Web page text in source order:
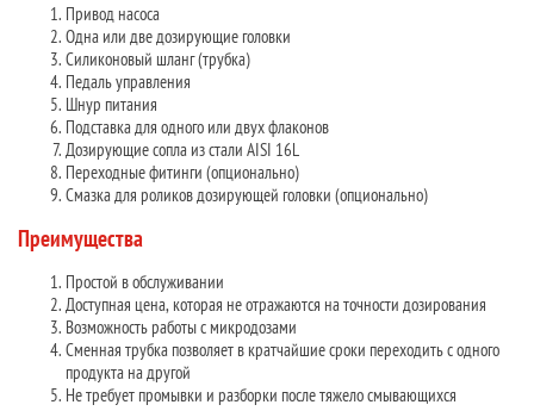
Привод насоса
Одна или две дозирующие головки
Силиконовый шланг (трубка)
Педаль управления
Шнур питания
Подставка для одного или двух флаконов
Дозирующие сопла из стали AISI 16L
Переходные фитинги (опционально)
Смазка для роликов дозирующей головки (опционально)
Преимущества
Простой в обслуживании
Доступная цена, которая не отражаются на точности дозирования
Возможность работы с микродозами
Сменная трубка позволяет в кратчайшие сроки переходить с одного
продукта на другой
Не требует промывки и разборки после тяжело смывающихся